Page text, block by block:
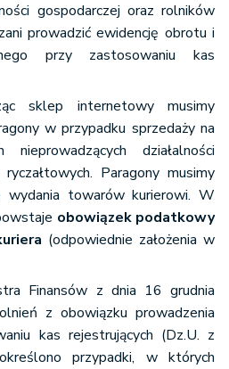
gospodarczej oraz rolników
prowadzić ewidencję obrotu i
przy zastosowaniu kas
sklep internetowy musimy
w przypadku sprzedaży na
działalności
Paragony musimy
wydania towarów kurierowi. W
obowiązek podatkowy
(odpowiednie założenia w
Finansów z dnia 16 grudnia
z obowiązku prowadzenia
kas rejestrujących (Dz.U. z
przypadki, w których